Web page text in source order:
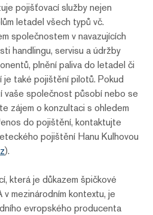
pojišťovací služby nejen
letadel všech typů vč.
společnostem v navazujících
handlingu, servisu a údržby
plnění paliva do letadel či
je také pojištění pilotů. Pokud
vaše společnost působí nebo se
zájem o konzultaci s ohledem
do pojištění, kontaktujte
pojištění Hanu Kulhovou
).
která je důkazem špičkové
mezinárodním kontextu, je
evropského producenta